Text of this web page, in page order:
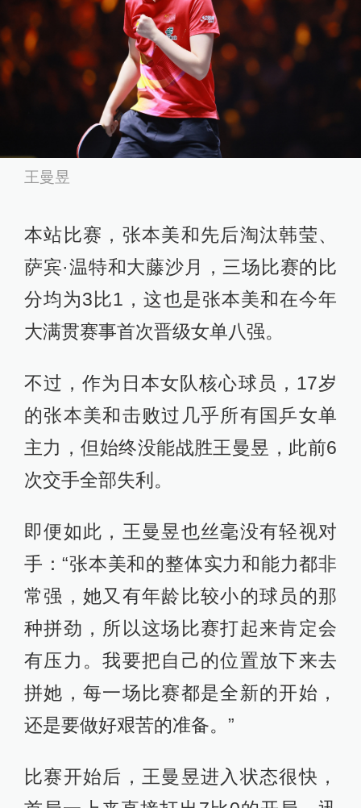
王曼昱
本站比赛，张本美和先后淘汰韩莹、
萨宾·温特和大藤沙月，三场比赛的比
分均为3比1，这也是张本美和在今年
大满贯赛事首次晋级女单八强。
不过，作为日本女队核心球员，17岁
的张本美和击败过几乎所有国乒女单
主力，但始终没能战胜王曼昱，此前6
次交手全部失利。
即便如此，王曼昱也丝毫没有轻视对
手：“张本美和的整体实力和能力都非
常强，她又有年龄比较小的球员的那
种拼劲，所以这场比赛打起来肯定会
有压力。我要把自己的位置放下来去
拼她，每一场比赛都是全新的开始，
还是要做好艰苦的准备。”
比赛开始后，王曼昱进入状态很快，